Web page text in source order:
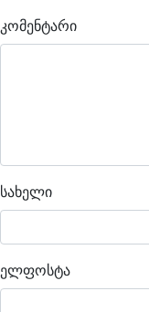
კომენტარი
სახელი
ელფოსტა